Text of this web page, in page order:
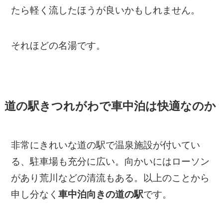
たら軽く流したほうが良いかもしれません。
それほどの名湯です。
道の駅きつれがわで車中泊は快適なのか
非常にきれいな道の駅で温泉施設が付いてい
る、駐車場も充分に広い。向かいにはローソン
があり荒川などの清流もある。以上のことから
申し分なく車中泊向きの道の駅です。